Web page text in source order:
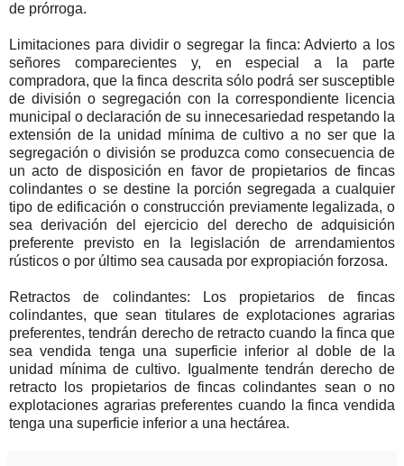
de prórroga.
Limitaciones para dividir o segregar la finca: Advierto a los
señores comparecientes y, en especial a la parte
compradora, que la finca descrita sólo podrá ser susceptible
de división o segregación con la correspondiente licencia
municipal o declaración de su innecesariedad respetando la
extensión de la unidad mínima de cultivo a no ser que la
segregación o división se produzca como consecuencia de
un acto de disposición en favor de propietarios de fincas
colindantes o se destine la porción segregada a cualquier
tipo de edificación o construcción previamente legalizada, o
sea derivación del ejercicio del derecho de adquisición
preferente previsto en la legislación de arrendamientos
rústicos o por último sea causada por expropiación forzosa.
Retractos de colindantes: Los propietarios de fincas
colindantes, que sean titulares de explotaciones agrarias
preferentes, tendrán derecho de retracto cuando la finca que
sea vendida tenga una superficie inferior al doble de la
unidad mínima de cultivo. Igualmente tendrán derecho de
retracto los propietarios de fincas colindantes sean o no
explotaciones agrarias preferentes cuando la finca vendida
tenga una superficie inferior a una hectárea.